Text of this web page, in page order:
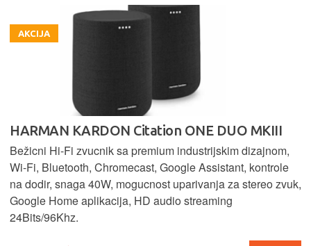
AKCIJA
HARMAN KARDON Citation ONE DUO MKIII
Bežicni Hi-Fi zvucnik sa premium industrijskim dizajnom,
Wi-Fi, Bluetooth, Chromecast, Google Assistant, kontrole
na dodir, snaga 40W, mogucnost uparivanja za stereo zvuk,
Google Home aplikacija, HD audio streaming
24Bits/96Khz.